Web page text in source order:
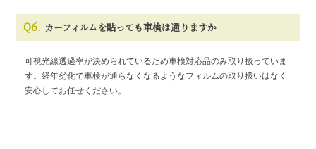
Q6. カーフィルムを貼っても車検は通りますか
可視光線透過率が決められているため車検対応品のみ取り扱っていま
す。経年劣化で車検が通らなくなるようなフィルムの取り扱いはなく
安心してお任せください。